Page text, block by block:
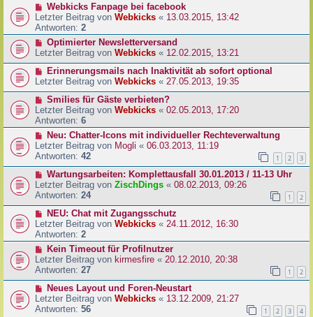
Webkicks Fanpage bei facebook
Letzter Beitrag von Webkicks « 13.03.2015, 13:42
Antworten: 2
Optimierter Newsletterversand
Letzter Beitrag von Webkicks « 12.02.2015, 13:21
Erinnerungsmails nach Inaktivität ab sofort optional
Letzter Beitrag von Webkicks « 27.05.2013, 19:35
Smilies für Gäste verbieten?
Letzter Beitrag von Webkicks « 02.05.2013, 17:20
Antworten: 6
Neu: Chatter-Icons mit individueller Rechteverwaltung
Letzter Beitrag von Mogli « 06.03.2013, 11:19
Antworten: 42 1 2 3
Wartungsarbeiten: Komplettausfall 30.01.2013 / 11-13 Uhr
Letzter Beitrag von ZischDings « 08.02.2013, 09:26
Antworten: 24 1 2
NEU: Chat mit Zugangsschutz
Letzter Beitrag von Webkicks « 24.11.2012, 16:30
Antworten: 2
Kein Timeout für Profilnutzer
Letzter Beitrag von kirmesfire « 20.12.2010, 20:38
Antworten: 27 1 2
Neues Layout und Foren-Neustart
Letzter Beitrag von Webkicks « 13.12.2009, 21:27
Antworten: 56 1 2 3 4